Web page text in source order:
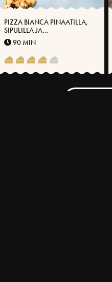
PIZZA BIANCA PINAATILLA,
SIPULILLA JA
VÄSTERBOTTENSOST-
JUUSTOLLA®
90 MIN